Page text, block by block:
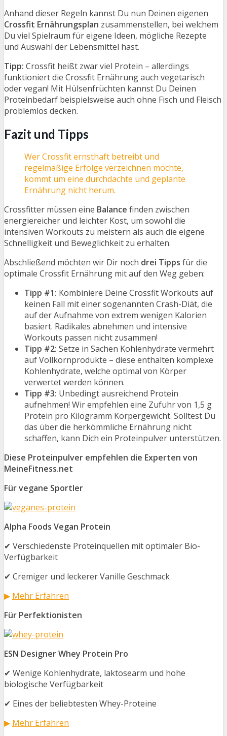
Anhand dieser Regeln kannst Du nun Deinen eigenen
Crossfit Ernährungsplan zusammenstellen, bei welchem
Du viel Spielraum für eigene Ideen, mögliche Rezepte
und Auswahl der Lebensmittel hast.
Tipp: Crossfit heißt zwar viel Protein – allerdings
funktioniert die Crossfit Ernährung auch vegetarisch
oder vegan! Mit Hülsenfrüchten kannst Du Deinen
Proteinbedarf beispielsweise auch ohne Fisch und Fleisch
problemlos decken.
Fazit und Tipps
Wer Crossfit ernsthaft betreibt und
regelmäßige Erfolge verzeichnen möchte,
kommt um eine durchdachte und geplante
Ernährung nicht herum.
Crossfitter müssen eine Balance finden zwischen
energiereicher und leichter Kost, um sowohl die
intensiven Workouts zu meistern als auch die eigene
Schnelligkeit und Beweglichkeit zu erhalten.
Abschließend möchten wir Dir noch drei Tipps für die
optimale Crossfit Ernährung mit auf den Weg geben:
Tipp #1: Kombiniere Deine Crossfit Workouts auf
keinen Fall mit einer sogenannten Crash-Diät, die
auf der Aufnahme von extrem wenigen Kalorien
basiert. Radikales abnehmen und intensive
Workouts passen nicht zusammen!
Tipp #2: Setze in Sachen Kohlenhydrate vermehrt
auf Vollkornprodukte – diese enthalten komplexe
Kohlenhydrate, welche optimal von Körper
verwertet werden können.
Tipp #3: Unbedingt ausreichend Protein
aufnehmen! Wir empfehlen eine Zufuhr von 1,5 g
Protein pro Kilogramm Körpergewicht. Solltest Du
das über die herkömmliche Ernährung nicht
schaffen, kann Dich ein Proteinpulver unterstützen.
Diese Proteinpulver empfehlen die Experten von
MeineFitness.net
Für vegane Sportler
Alpha Foods Vegan Protein
✔ Verschiedenste Proteinquellen mit optimaler Bio-
Verfügbarkeit
✔ Cremiger und leckerer Vanille Geschmack
▶ Mehr Erfahren
Für Perfektionisten
ESN Designer Whey Protein Pro
✔ Wenige Kohlenhydrate, laktosearm und hohe
biologische Verfügbarkeit
✔ Eines der beliebtesten Whey-Proteine
▶ Mehr Erfahren